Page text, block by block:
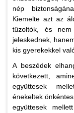
nép
Kiemelte azt az
tűzoltók, és nem
jeleskednek,
kis gyerekekkel
A beszédek
következett,
együttesek
énekeltek
együttesek